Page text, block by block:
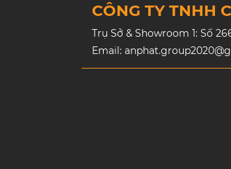
CÔNG TY TNHH
Trụ Sở & Showroom 1: Số
Email: